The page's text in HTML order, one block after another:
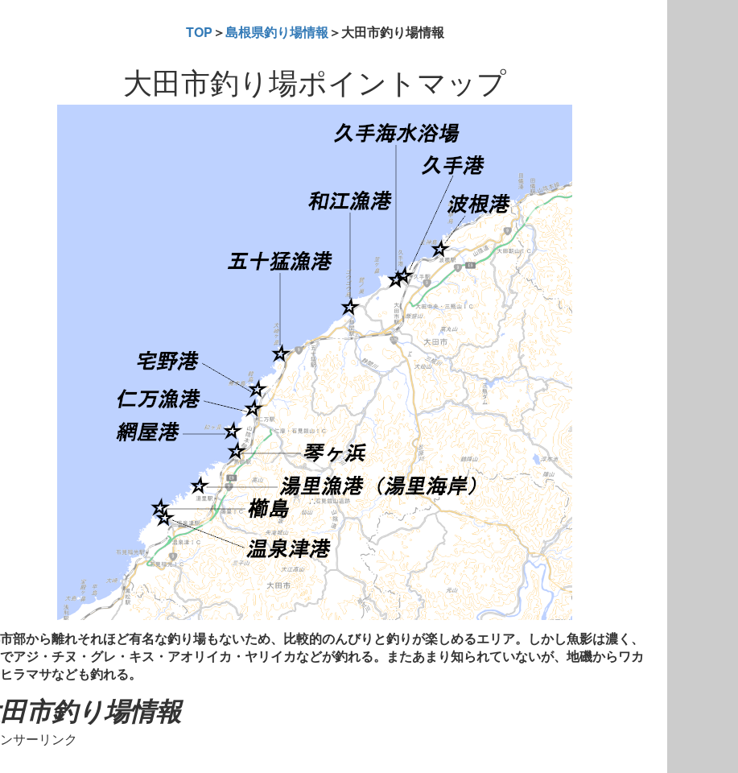
TOP ＞島根県釣り場情報 ＞大田市釣り場情報
大田市釣り場ポイントマップ
部から離れそれほど有名な釣り場もないため、比較的のんびりと釣りが楽しめるエリア。しかし魚影は濃く、
アジ・チヌ・グレ・キス・アオリイカ・ヤリイカなどが釣れる。またあまり知られていないが、地磯からワカ
ラマサなども釣れる。
市釣り場情報
サーリンク